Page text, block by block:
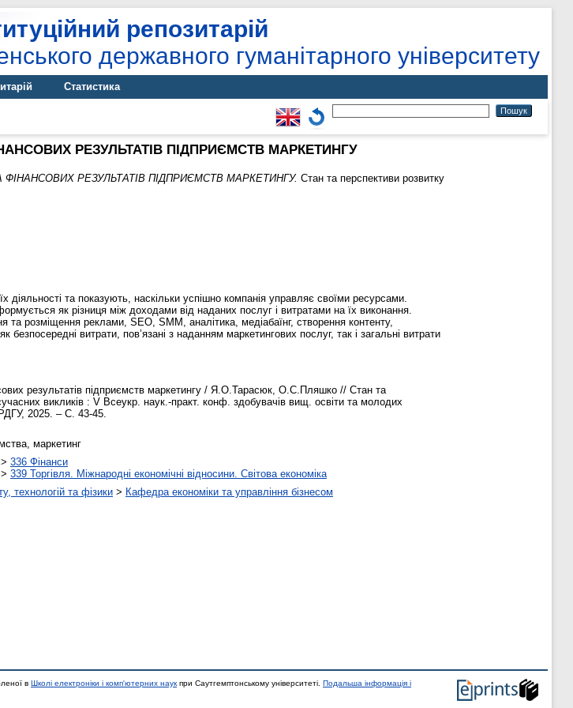
репозитарій
державного гуманітарного університету
Статистика
РЕЗУЛЬТАТІВ ПІДПРИЄМСТВ МАРКЕТИНГУ
РЕЗУЛЬТАТІВ ПІДПРИЄМСТВ МАРКЕТИНГУ. Стан та перспективи розвитку
діяльності та показують, наскільки успішно компанія управляє своїми ресурсами.
як різниця між доходами від наданих послуг і витратами на їх виконання.
розміщення реклами, SEO, SMM, аналітика, медіабаїнг, створення контенту,
витрати, пов’язані з наданням маркетингових послуг, так і загальні витрати
результатів підприємств маркетингу / Я.О.Тарасюк, О.С.Пляшко // Стан та
викликів : V Всеукр. наук.-практ. конф. здобувачів вищ. освіти та молодих
2025. – С. 43-45.
маркетинг
> 336 Фінанси
> 339 Торгівля. Міжнародні економічні відносини. Світова економіка
технологій та фізики > Кафедра економіки та управління бізнесом
в Школі електроніки і комп'ютерних наук при Саутгемптонському університеті. Подальша інформація і